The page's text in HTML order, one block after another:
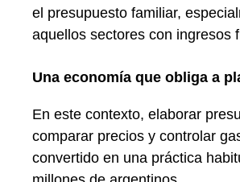
el presupuesto familiar,
aquellos sectores con ingresos
Una economía que obliga a
En este contexto, elaborar
comparar precios y controlar
convertido en una práctica